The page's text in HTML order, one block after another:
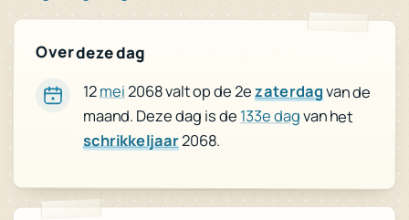
Over deze dag
12mei2068 valt op de 2ezaterdagvan de
maand. Deze dag is de 133e dagvan het
schrikkeljaar2068.